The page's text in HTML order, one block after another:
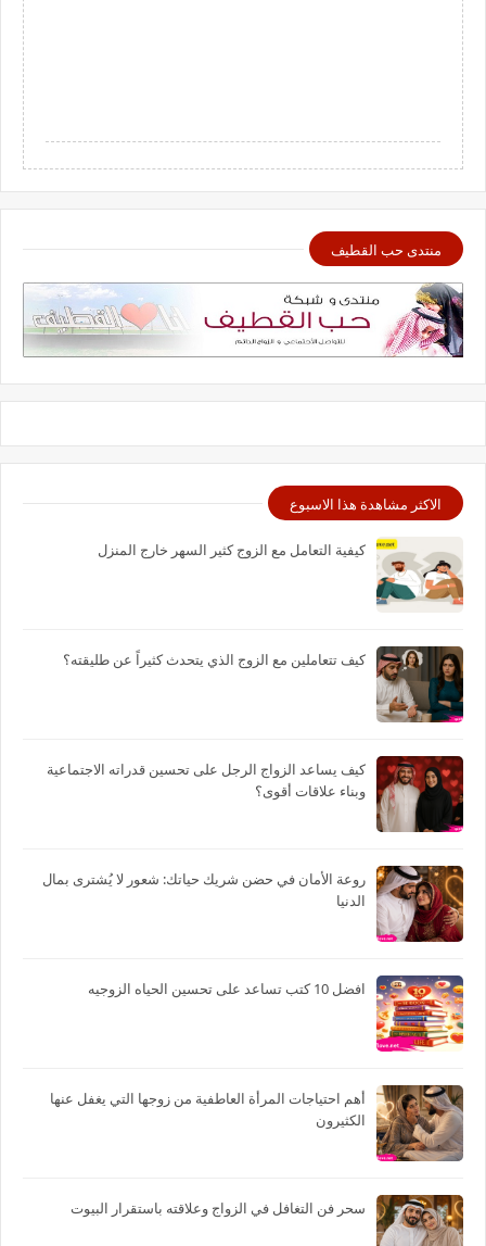
منتدى حب القطيف
الاكثر مشاهدة هذا الاسبوع
كيفية التعامل مع الزوج كثير السهر خارج المنزل
كيف تتعاملين مع الزوج الذي يتحدث كثيراً عن طليقته؟
كيف يساعد الزواج الرجل على تحسين قدراته الاجتماعية
وبناء علاقات أقوى؟
روعة الأمان في حضن شريك حياتك: شعور لا يُشترى بمال
الدنيا
افضل 10 كتب تساعد على تحسين الحياه الزوجيه
أهم احتياجات المرأة العاطفية من زوجها التي يغفل عنها
الكثيرون
سحر فن التغافل في الزواج وعلاقته باستقرار البيوت